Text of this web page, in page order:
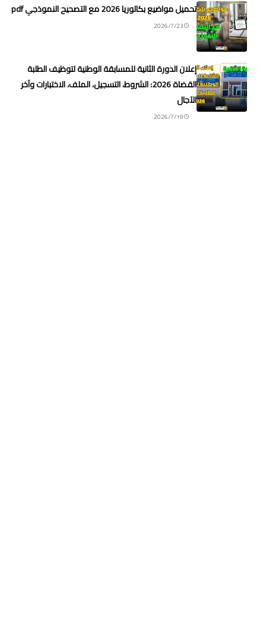
تحميل مواضيع بكالوريا 2026 مع التصحيح النموذجي pdf
2026/7/23
إعلان الدورة الثانية للمسابقة الوطنية لتوظيف الطلبة
القضاة 2026: الشروط، التسجيل، الملف، الاختبارات وآخر
الآجال
2026/7/19